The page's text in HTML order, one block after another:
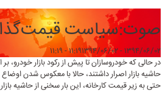
صوت:سیاست
۱۳۹۴/۰۶/۰۲ - ۱۱:۱۹ ۱۳۹۴/۰۶/۰۲ - ۱۱:۱۹
در حالی که خودروسازان تا پیش از رکود بازار
حاشیه بازار اصرار داشتند،‌ حالا با معکوس شدن
حتی به زیر قیمت کارخانه،‌ این بار سخنی از حاشیه